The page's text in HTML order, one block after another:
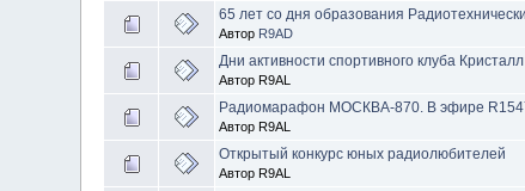
65 лет со дня образования
Автор R9AD
Дни активности спортивного клуба
Автор R9AL
Радиомарафон МОСКВА-870. В эфире
Автор R9AL
Открытый конкурс юных радиолюбителей
Автор R9AL